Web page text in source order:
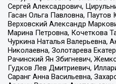
Сергей Алексадрович,
Гасан Ольга Павловна, Паутов
Верховский Александр
Марина Петровна, Кочеткова
Чуркина Наталья Валерьевна,
Николаевна, Золотарева
Рачинский Ян Збигневич,
Гудков Лев Дмитриевич,
Саранг Анна Васильевна,